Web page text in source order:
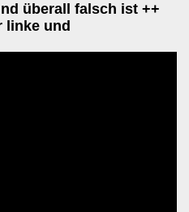
überall falsch ist ++
linke und